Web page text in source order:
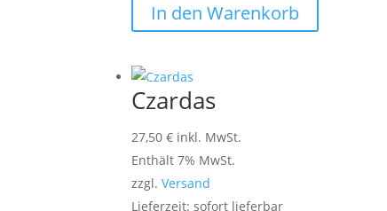
In den Warenkorb
Czardas
27,50€ inkl. MwSt.
Enthält 7% MwSt.
zzgl.Versand
Lieferzeit: sofort lieferbar